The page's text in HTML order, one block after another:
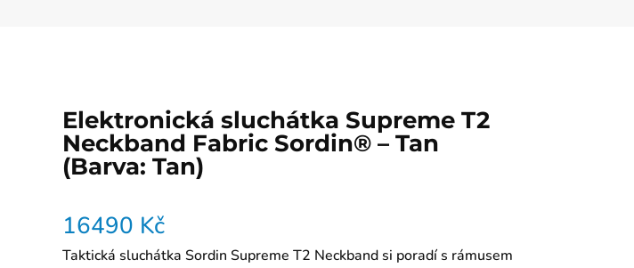
Elektronická sluchátka Supreme T2
Neckband Fabric Sordin® – Tan
(Barva: Tan)
16490 Kč
Taktická sluchátka Sordin Supreme T2 Neckband si poradí s rámusem